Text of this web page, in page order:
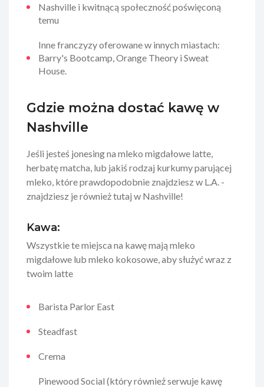
Nashville i kwitnącą społeczność poświęconą
temu
Inne franczyzy oferowane w innych miastach:
Barry's Bootcamp, Orange Theory i Sweat
House.
Gdzie można dostać kawę w
Nashville
Jeśli jesteś jonesing na mleko migdałowe latte,
herbatę matcha, lub jakiś rodzaj kurkumy parującej
mleko, które prawdopodobnie znajdziesz w L.A. -
znajdziesz je również tutaj w Nashville!
Kawa:
Wszystkie te miejsca na kawę mają mleko
migdałowe lub mleko kokosowe, aby służyć wraz z
twoim latte
Barista Parlor East
Steadfast
Crema
Pinewood Social (który również serwuje kawę